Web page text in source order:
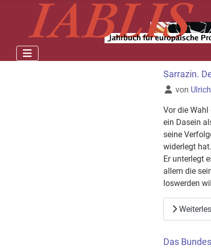
Sarrazin.
Details
von
Vor die
ein Dasein
seine
widerlegt
Er unterlegt
allem die
loswerden
Das